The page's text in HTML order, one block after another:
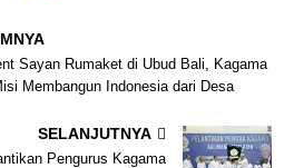
Sayan Rumaket di Ubud Bali, Kagama
Membangun Indonesia dari Desa
SELANJUTNYA
Pengurus Kagama